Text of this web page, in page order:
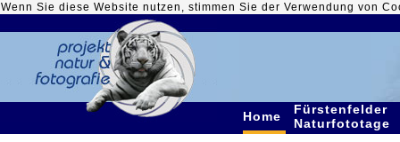
Wenn Sie diese Website nutzen, stimmen Sie der Verwendung von
Home
Fürstenfelder
Naturfototage